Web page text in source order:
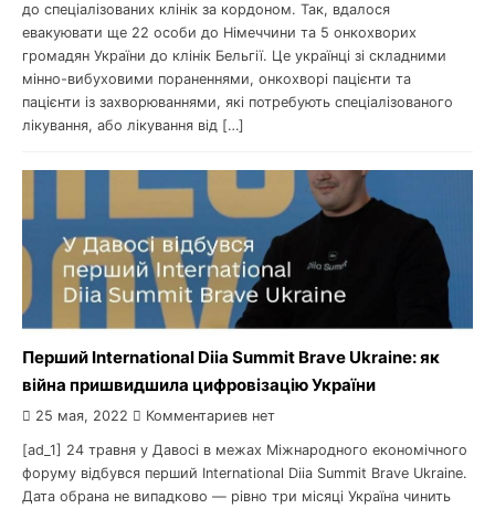
до спеціалізованих клінік за кордоном. Так, вдалося
евакуювати ще 22 особи до Німеччини та 5 онкохворих
громадян України до клінік Бельгії. Це українці зі складними
мінно-вибуховими пораненнями, онкохворі пацієнти та
пацієнти із захворюваннями, які потребують спеціалізованого
лікування, або лікування від […]
Перший International Diia Summit Brave Ukraine: як
війна пришвидшила цифровізацію України
25 мая, 2022 Комментариев нет
[ad_1] 24 травня у Давосі в межах Міжнародного економічного
форуму відбувся перший International Diia Summit Brave Ukraine.
Дата обрана не випадково — рівно три місяці Україна чинить